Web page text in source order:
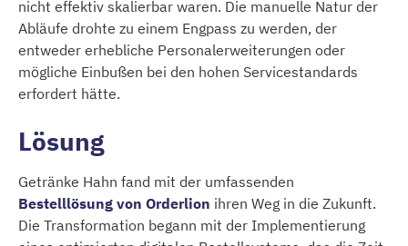
nicht effektiv skalierbar waren. Die manuelle Natur der
Abläufe drohte zu einem Engpass zu werden, der
entweder erhebliche Personalerweiterungen oder
mögliche Einbußen bei den hohen Servicestandards
erfordert hätte.
Lösung
Getränke Hahn fand mit der umfassenden
Bestelllösung von Orderlion ihren Weg in die Zukunft.
Die Transformation begann mit der Implementierung